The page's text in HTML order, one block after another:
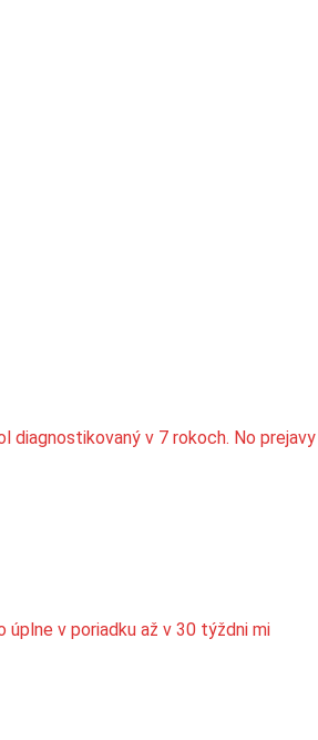
diagnostikovaný v 7 rokoch. No prejavy
v poriadku až v 30 týždni mi